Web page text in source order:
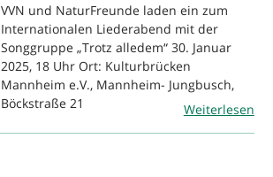
VVN und NaturFreunde laden ein zum
Internationalen Liederabend mit der
Songgruppe „Trotz alledem“ 30. Januar
2025, 18 Uhr Ort: Kulturbrücken
Mannheim e.V., Mannheim- Jungbusch,
Böckstraße 21
Weiterlesen